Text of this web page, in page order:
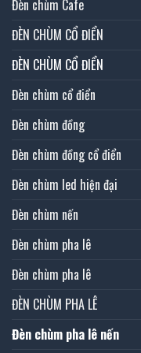
Đèn chùm Cafe
ĐÈN CHÙM CỔ ĐIỂN
ĐÈN CHÙM CỔ ĐIỂN
Đèn chùm cổ điển
Đèn chùm đồng
Đèn chùm đồng cổ điển
Đèn chùm led hiện đại
Đèn chùm nến
Đèn chùm pha lê
Đèn chùm pha lê
ĐÈN CHÙM PHA LÊ
Đèn chùm pha lê nến